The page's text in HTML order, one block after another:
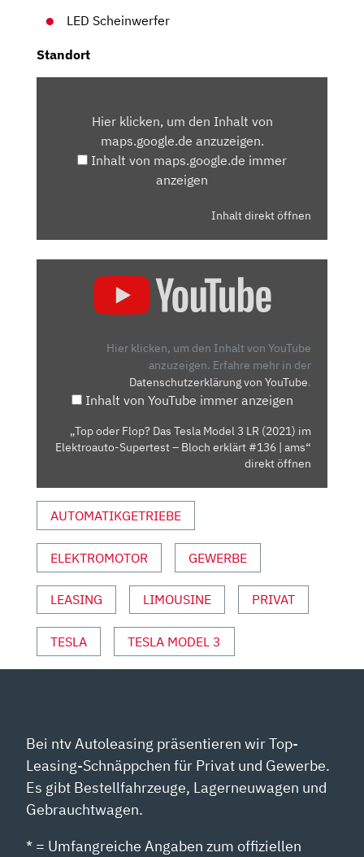
LED Scheinwerfer
Standort
MAPS.GOOGLE.DEHier klicken, um den Inhalt von
maps.google.de anzuzeigen.
Inhalt von maps.google.de immer
anzeigen
Inhalt direkt öffnen
(2021)
–
BLOCH
ERKLÄRT
#136
AMS“
VON
YOUTUBE
ANZEIGEN
Hier klicken, um den Inhalt von YouTube
anzuzeigen. Erfahre mehr in der
Datenschutzerklärung von YouTube.
Inhalt von YouTube immer anzeigen
„Top oder Flop? Das Tesla Model 3 LR (2021) im
Elektroauto-Supertest – Bloch erklärt #136 | ams“
direkt öffnen
AUTOMATIKGETRIEBE
ELEKTROMOTOR GEWERBE
LEASING LIMOUSINE PRIVAT
TESLA TESLA MODEL 3
Bei ntv Autoleasing präsentieren wir Top-
Leasing-Schnäppchen für Privat und Gewerbe.
Es gibt Bestellfahrzeuge, Lagerneuwagen und
Gebrauchtwagen.
* = Umfangreiche Angaben zum offiziellen